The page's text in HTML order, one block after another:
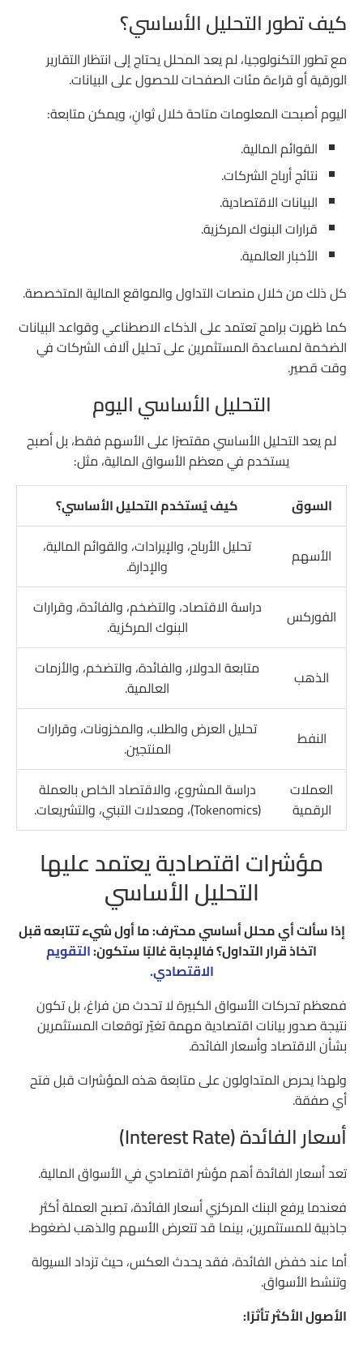
كيف تطور التحليل الأساسي؟
مع تطور التكنولوجيا، لم يعد المحلل يحتاج إلى انتظار التقارير
الورقية أو قراءة مئات الصفحات للحصول على البيانات.
اليوم أصبحت المعلومات متاحة خلال ثوانٍ، ويمكن متابعة:
القوائم المالية.
نتائج أرباح الشركات.
البيانات الاقتصادية.
قرارات البنوك المركزية.
الأخبار العالمية.
كل ذلك من خلال منصات التداول والمواقع المالية المتخصصة.
كما ظهرت برامج تعتمد على الذكاء الاصطناعي وقواعد البيانات
الضخمة لمساعدة المستثمرين على تحليل آلاف الشركات في
وقت قصير.
التحليل الأساسي اليوم
لم يعد التحليل الأساسي مقتصرًا على الأسهم فقط، بل أصبح
يستخدم في معظم الأسواق المالية، مثل:
السوق
كيف يُستخدم التحليل الأساسي؟
الأسهم
تحليل الأرباح، والإيرادات، والقوائم المالية،
والإدارة.
الفوركس
دراسة الاقتصاد، والتضخم، والفائدة، وقرارات
البنوك المركزية.
الذهب
متابعة الدولار، والفائدة، والتضخم، والأزمات
العالمية.
النفط
تحليل العرض والطلب، والمخزونات، وقرارات
المنتجين.
العملات
الرقمية
دراسة المشروع، والاقتصاد الخاص بالعملة
(Tokenomics)، ومعدلات التبني، والتشريعات.
مؤشرات اقتصادية يعتمد عليها
التحليل الأساسي
إذا سألت أي محلل أساسي محترف: ما أول شيء تتابعه قبل
اتخاذ قرار التداول؟ فالإجابة غالبًا ستكون:التقويم
الاقتصادي.
فمعظم تحركات الأسواق الكبيرة لا تحدث من فراغ، بل تكون
نتيجة صدور بيانات اقتصادية مهمة تغيّر توقعات المستثمرين
بشأن الاقتصاد وأسعار الفائدة.
ولهذا يحرص المتداولون على متابعة هذه المؤشرات قبل فتح
أي صفقة.
أسعار الفائدة (Interest Rate)
تعد أسعار الفائدة أهم مؤشر اقتصادي في الأسواق المالية.
فعندما يرفع البنك المركزي أسعار الفائدة، تصبح العملة أكثر
جاذبية للمستثمرين، بينما قد تتعرض الأسهم والذهب لضغوط.
أما عند خفض الفائدة، فقد يحدث العكس، حيث تزداد السيولة
وتنشط الأسواق.
الأصول الأكثر تأثرًا: